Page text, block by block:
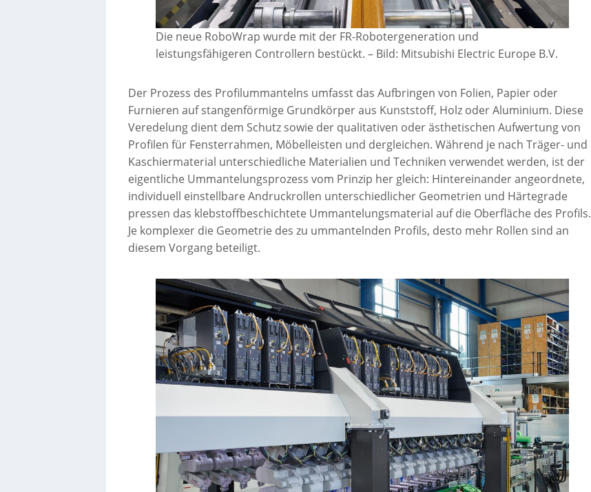
Die neue RoboWrap wurde mit der FR-Robotergeneration und
leistungsfähigeren Controllern bestückt. – Bild: Mitsubishi Electric Europe B.V.
Der Prozess des Profilummantelns umfasst das Aufbringen von Folien, Papier oder
Furnieren auf stangenförmige Grundkörper aus Kunststoff, Holz oder Aluminium. Diese
Veredelung dient dem Schutz sowie der qualitativen oder ästhetischen Aufwertung von
Profilen für Fensterrahmen, Möbelleisten und dergleichen. Während je nach Träger- und
Kaschiermaterial unterschiedliche Materialien und Techniken verwendet werden, ist der
eigentliche Ummantelungsprozess vom Prinzip her gleich: Hintereinander angeordnete,
individuell einstellbare Andruckrollen unterschiedlicher Geometrien und Härtegrade
pressen das klebstoffbeschichtete Ummantelungsmaterial auf die Oberfläche des Profils.
Je komplexer die Geometrie des zu ummantelnden Profils, desto mehr Rollen sind an
diesem Vorgang beteiligt.